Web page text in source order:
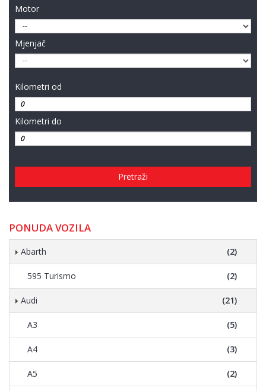
Motor
Mjenjač
Kilometri od
Kilometri do
Pretraži
PONUDA VOZILA
Abarth (2)
595 Turismo (2)
Audi (21)
A3 (5)
A4 (3)
A5 (2)